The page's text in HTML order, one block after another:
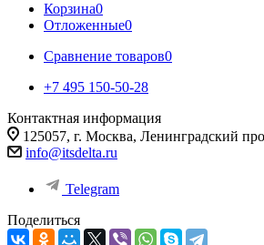
Корзина0
Отложенные0
Сравнение товаров0
+7 495 150-50-28
Контактная информация
125057, г. Москва, Ленинградский
info@itsdelta.ru
Telegram
Поделиться